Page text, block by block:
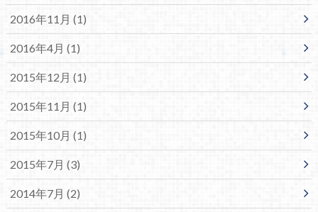
2016年11月 (1)
2016年4月 (1)
2015年12月 (1)
2015年11月 (1)
2015年10月 (1)
2015年7月 (3)
2014年7月 (2)